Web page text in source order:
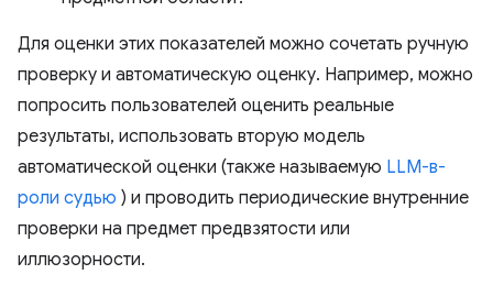
Для оценки этих показателей можно сочетать ручную
проверку и автоматическую оценку. Например, можно
попросить пользователей оценить реальные
результаты, использовать вторую модель
автоматической оценки (также называемую LLM-в-
роли судью ) и проводить периодические внутренние
проверки на предмет предвзятости или
иллюзорности.